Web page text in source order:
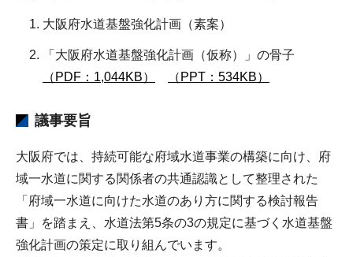
大阪府水道基盤強化計画（素案）
「大阪府水道基盤強化計画（仮称）」の骨子
（PDF：1,044KB）
（PPT：534KB）
議事要旨
大阪府では、持続可能な府域水道事業の構築に向け、府
域一水道に関する関係者の共通認識として整理された
「府域一水道に向けた水道のあり方に関する検討報告
書」を踏まえ、水道法第5条の3の規定に基づく水道基盤
強化計画の策定に取り組んでいます。